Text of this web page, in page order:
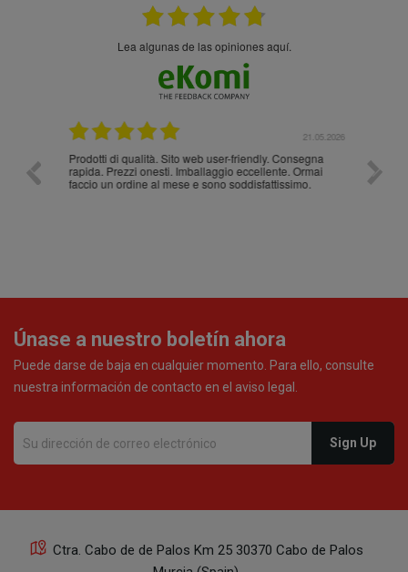
Lea algunas de las opiniones aquí.
21.05.2026
Prodotti di qualità. Sito web user-friendly. Consegna
rapida. Prezzi onesti. Imballaggio eccellente. Ormai
faccio un ordine al mese e sono soddisfattissimo.
10/10
Únase a nuestro boletín ahora
Puede darse de baja en cualquier momento. Para ello, consulte
nuestra información de contacto en el aviso legal.
Ctra. Cabo de de Palos Km 25 30370 Cabo de Palos